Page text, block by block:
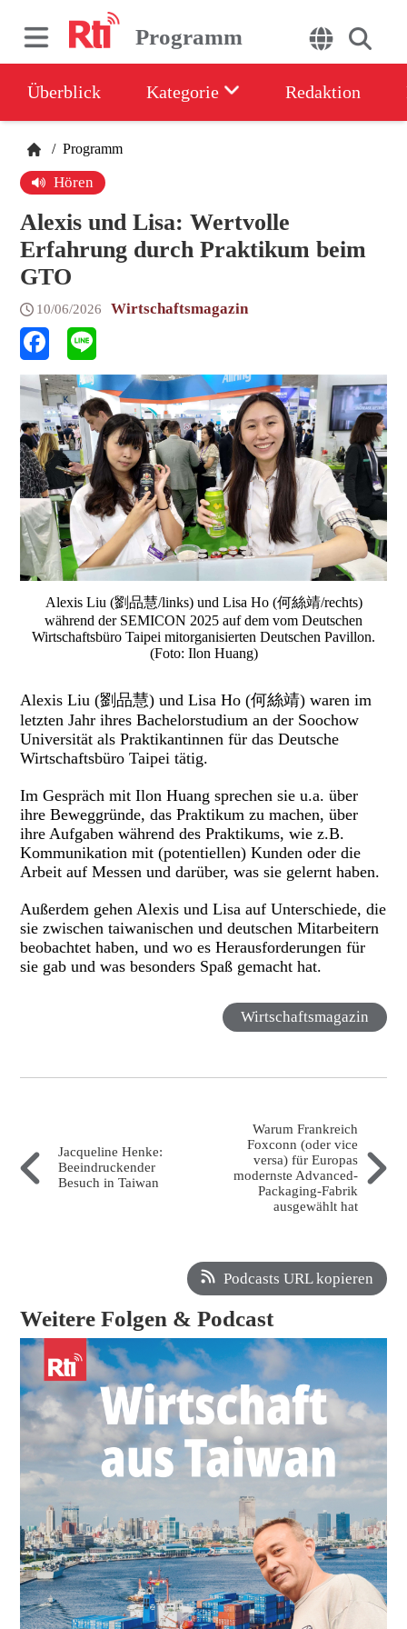
Programm
Überblick Kategorie Redaktion
/ Programm
Hören
Alexis und Lisa: Wertvolle
Erfahrung durch Praktikum beim
GTO
10/06/2026 Wirtschaftsmagazin
Alexis Liu (劉品慧/links) und Lisa Ho (何絲靖/rechts)
während der SEMICON 2025 auf dem vom Deutschen
Wirtschaftsbüro Taipei mitorganisierten Deutschen Pavillon.
(Foto: Ilon Huang)
Alexis Liu (劉品慧) und Lisa Ho (何絲靖) waren im
letzten Jahr ihres Bachelorstudium an der Soochow
Universität als Praktikantinnen für das Deutsche
Wirtschaftsbüro Taipei tätig.
Im Gespräch mit Ilon Huang sprechen sie u.a. über
ihre Beweggründe, das Praktikum zu machen, über
ihre Aufgaben während des Praktikums, wie z.B.
Kommunikation mit (potentiellen) Kunden oder die
Arbeit auf Messen und darüber, was sie gelernt haben.
Außerdem gehen Alexis und Lisa auf Unterschiede, die
sie zwischen taiwanischen und deutschen Mitarbeitern
beobachtet haben, und wo es Herausforderungen für
sie gab und was besonders Spaß gemacht hat.
Wirtschaftsmagazin
Jacqueline Henke:
Beeindruckender
Besuch in Taiwan
Warum Frankreich
Foxconn (oder vice
versa) für Europas
modernste Advanced-
Packaging-Fabrik
ausgewählt hat
Podcasts URL kopieren
Weitere Folgen & Podcast